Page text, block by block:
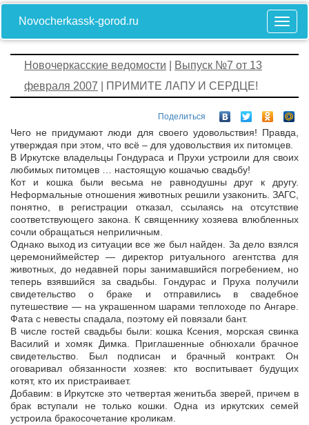
Novocherkassk-gorod.ru
Новочеркасские ведомости
Выпуск №7 от 13
февраля 2007 | ПРИМИТЕ ЛАПУ И СЕРДЦЕ!
Поделиться
Чего не придумают люди для своего удовольствия! Правда,
утверждая при этом, что всё – для удовольствия их питомцев.
В Иркутске владельцы Гондураса и Прухи устроили для своих
любимых питомцев … настоящую кошачью свадьбу!
Кот и кошка были весьма не равнодушны друг к другу.
Неформальные отношения животных решили узаконить. ЗАГС,
понятно, в регистрации отказал, ссылаясь на отсутствие
соответствующего закона. К священнику хозяева влюбленных
сочли обращаться неприличным.
Однако выход из ситуации все же был найден. За дело взялся
церемониймейстер — директор ритуального агентства для
животных, до недавней поры занимавшийся погребением, но
теперь взявшийся за свадьбы. Гондурас и Пруха получили
свидетельство о браке и отправились в свадебное
путешествие — на украшенном шарами теплоходе по Ангаре.
Фата с невесты спадала, поэтому ей повязали бант.
В числе гостей свадьбы были: кошка Ксения, морская свинка
Василий и хомяк Димка. Приглашенные обнюхали брачное
свидетельство. Был подписан и брачный контракт. Он
оговаривал обязанности хозяев: кто воспитывает будущих
котят, кто их пристраивает.
Добавим: в Иркутске это четвертая женитьба зверей, причем в
брак вступали не только кошки. Одна из иркутских семей
устроила бракосочетание кроликам.